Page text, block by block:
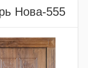
Нова-555